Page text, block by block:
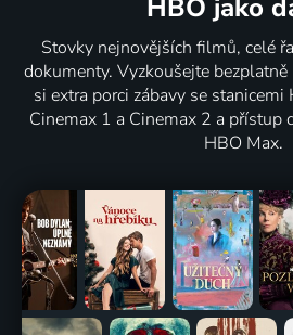
HBO jako
Stovky nejnovějších filmů, celé
dokumenty. Vyzkoušejte
si extra porci zábavy se
Cinemax 1 a Cinemax 2 a přístup
HBO Max.